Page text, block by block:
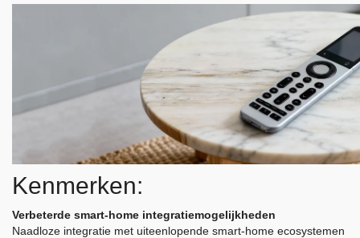
Kenmerken:
Verbeterde smart-home integratiemogelijkheden
Naadloze integratie met uiteenlopende smart-home ecosystemen